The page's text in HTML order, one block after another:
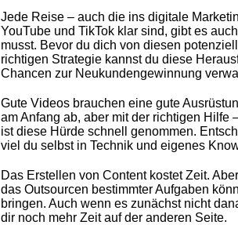
Jede Reise – auch die ins digitale
YouTube und TikTok klar sind, gibt es
musst. Bevor du dich von diesen
richtigen Strategie kannst du diese
Chancen zur Neukundengewinnung
Gute Videos brauchen eine gute
am Anfang ab, aber mit der richtigen Hilfe
ist diese Hürde schnell genommen.
viel du selbst in Technik und eigenes
Das Erstellen von Content kostet Zeit.
das Outsourcen bestimmter Aufgaben
bringen. Auch wenn es zunächst nicht
dir noch mehr Zeit auf der anderen Seite.